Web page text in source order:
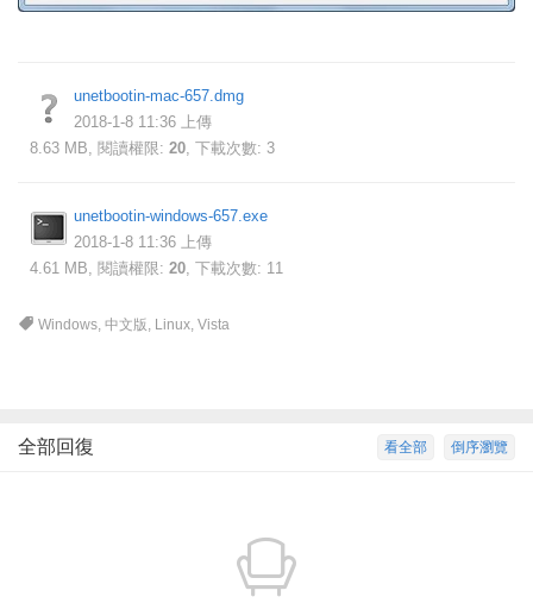
unetbootin-mac-657.dmg
2018-1-8 11:36 上傳
8.63 MB, 閱讀權限: 20, 下載次數: 3
unetbootin-windows-657.exe
2018-1-8 11:36 上傳
4.61 MB, 閱讀權限: 20, 下載次數: 11
Windows,中文版, Linux,Vista
倒序瀏覽
看全部
全部回復